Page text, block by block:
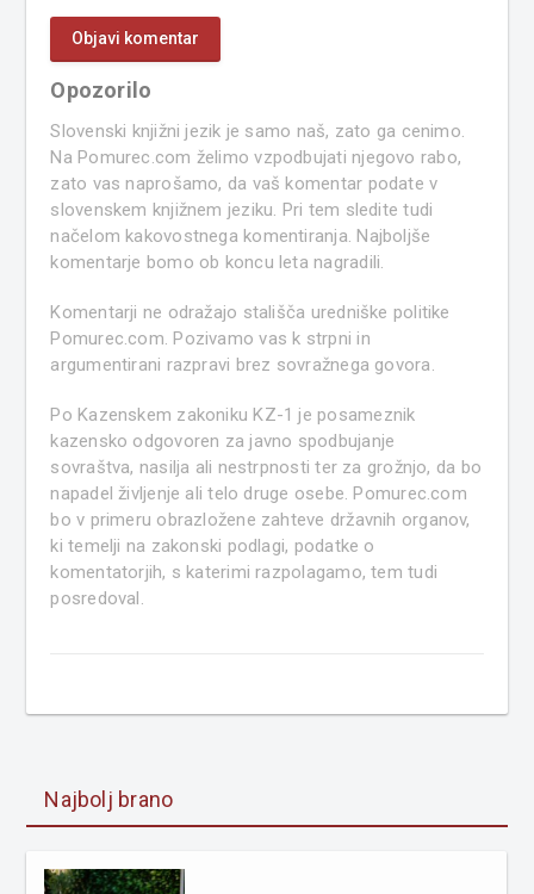
Opozorilo
Slovenski knjižni jezik je samo naš, zato ga cenimo.
Na Pomurec.com želimo vzpodbujati njegovo rabo,
zato vas naprošamo, da vaš komentar podate v
slovenskem knjižnem jeziku. Pri tem sledite tudi
načelom kakovostnega komentiranja. Najboljše
komentarje bomo ob koncu leta nagradili.
Komentarji ne odražajo stališča uredniške politike
Pomurec.com. Pozivamo vas k strpni in
argumentirani razpravi brez sovražnega govora.
Po Kazenskem zakoniku KZ-1 je posameznik
kazensko odgovoren za javno spodbujanje
sovraštva, nasilja ali nestrpnosti ter za grožnjo, da bo
napadel življenje ali telo druge osebe. Pomurec.com
bo v primeru obrazložene zahteve državnih organov,
ki temelji na zakonski podlagi, podatke o
komentatorjih, s katerimi razpolagamo, tem tudi
posredoval.
Najbolj brano